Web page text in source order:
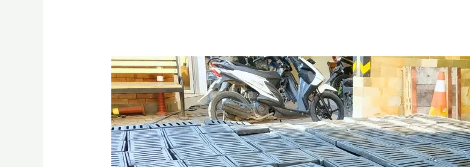
Deck
Drain
Tol
/
Jembatan
Besi
Cor